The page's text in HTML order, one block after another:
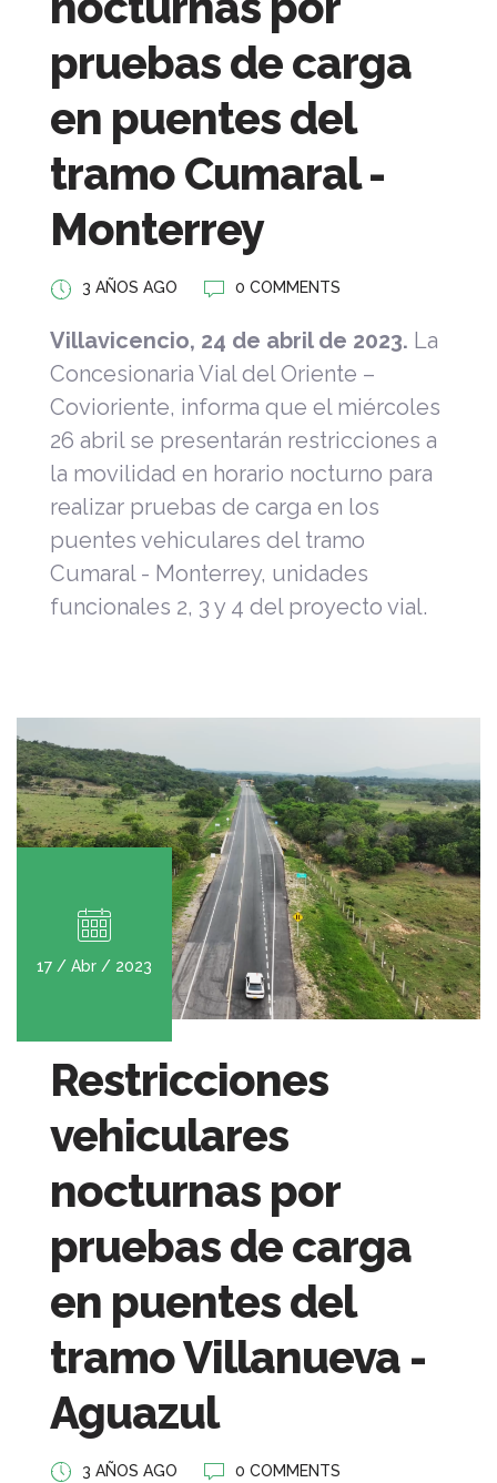
pruebas de carga
en puentes del
tramo Cumaral -
Monterrey
3 AÑOS AGO 0 COMMENTS
Villavicencio, 24 de abril de 2023. La
Concesionaria Vial del Oriente –
Covioriente, informa que el miércoles
26 abril se presentarán restricciones a
la movilidad en horario nocturno para
realizar pruebas de carga en los
puentes vehiculares del tramo
Cumaral - Monterrey, unidades
funcionales 2, 3 y 4 del proyecto vial.
17 / Abr / 2023
Restricciones
vehiculares
nocturnas por
pruebas de carga
en puentes del
tramo Villanueva -
Aguazul
3 AÑOS AGO 0 COMMENTS